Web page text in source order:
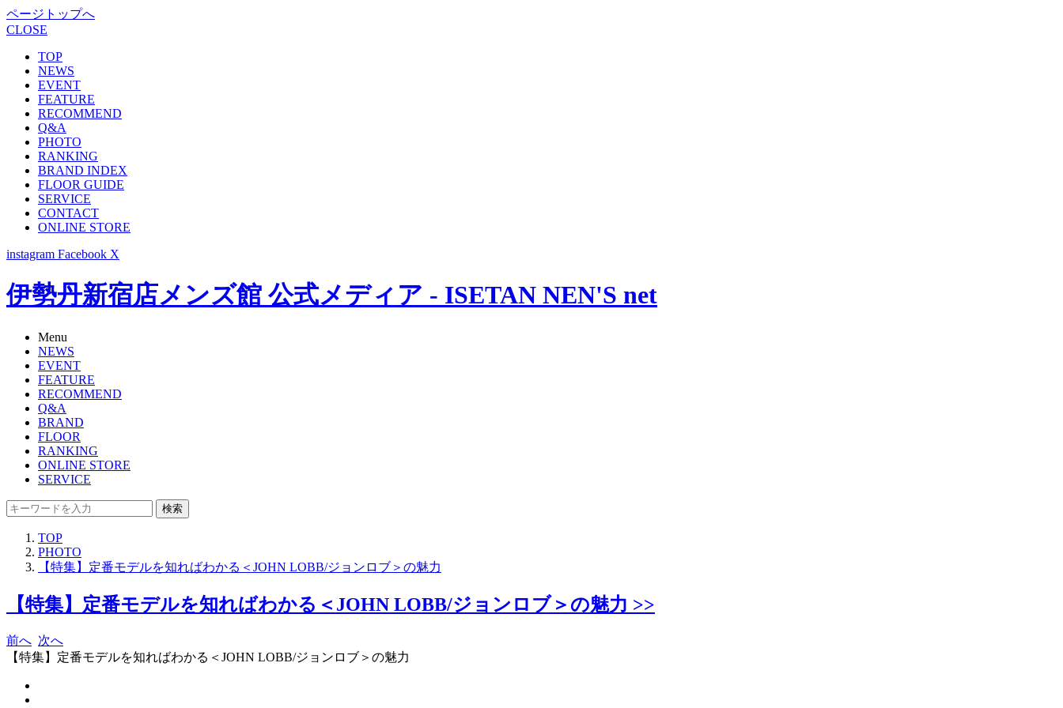
ページトップへ
CLOSE
TOP
NEWS
EVENT
FEATURE
RECOMMEND
Q&A
PHOTO
RANKING
BRAND INDEX
FLOOR GUIDE
SERVICE
CONTACT
ONLINE STORE
instagram Facebook X
伊勢丹新宿店メンズ館 公式メディア - ISETAN NEN'S net
Menu
NEWS
EVENT
FEATURE
RECOMMEND
Q&A
BRAND
FLOOR
RANKING
ONLINE STORE
SERVICE
検索
TOP
PHOTO
【特集】定番モデルを知ればわかる＜JOHN LOBB/ジョンロブ＞の魅力
【特集】定番モデルを知ればわかる＜JOHN LOBB/ジョンロブ＞の魅力 >>
前へ 次へ
【特集】定番モデルを知ればわかる＜JOHN LOBB/ジョンロブ＞の魅力